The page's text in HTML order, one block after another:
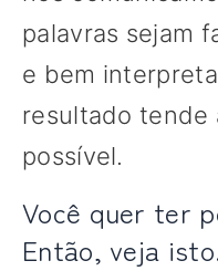
palavras sejam
e bem
resultado tende
possível.
Você quer ter
Então, veja